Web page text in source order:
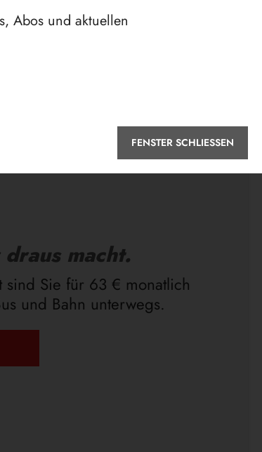
macht.
sind Sie für 63 € monatlich
und Bahn unterwegs.
Abos und aktuellen
FENSTER SCHLIESSEN